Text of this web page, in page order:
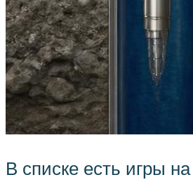
В списке есть игры